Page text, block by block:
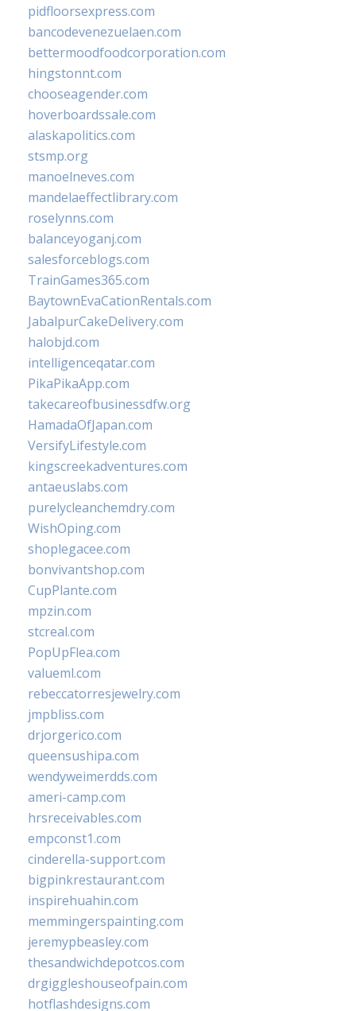
pidfloorsexpress.com
bancodevenezuelaen.com
bettermoodfoodcorporation.com
hingstonnt.com
chooseagender.com
hoverboardssale.com
alaskapolitics.com
stsmp.org
manoelneves.com
mandelaeffectlibrary.com
roselynns.com
balanceyoganj.com
salesforceblogs.com
TrainGames365.com
BaytownEvaCationRentals.com
JabalpurCakeDelivery.com
halobjd.com
intelligenceqatar.com
PikaPikaApp.com
takecareofbusinessdfw.org
HamadaOfJapan.com
VersifyLifestyle.com
kingscreekadventures.com
antaeuslabs.com
purelycleanchemdry.com
WishOping.com
shoplegacee.com
bonvivantshop.com
CupPlante.com
mpzin.com
stcreal.com
PopUpFlea.com
valueml.com
rebeccatorresjewelry.com
jmpbliss.com
drjorgerico.com
queensushipa.com
wendyweimerdds.com
ameri-camp.com
hrsreceivables.com
empconst1.com
cinderella-support.com
bigpinkrestaurant.com
inspirehuahin.com
memmingerspainting.com
jeremypbeasley.com
thesandwichdepotcos.com
drgiggleshouseofpain.com
hotflashdesigns.com